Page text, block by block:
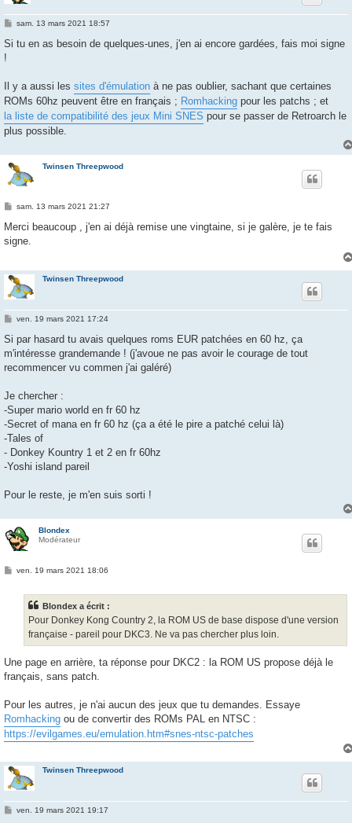
M
s
sam. 13 mars 2021 18:57
Si tu en as besoin de quelques-unes, j'en ai encore gardées, fais moi signe
!
Il y a aussi les sites d'émulation à ne pas oublier, sachant que certaines
ROMs 60hz peuvent être en français ; Romhacking pour les patchs ; et
la liste de compatibilité des jeux Mini SNES pour se passer de Retroarch le
plus possible.
Twinsen Threepwood
M
s
a
sam. 13 mars 2021 21:27
Merci beaucoup , j'en ai déjà remise une vingtaine, si je galère, je te fais
signe.
Twinsen Threepwood
M
s
s
a
g
ven. 19 mars 2021 17:24
Si par hasard tu avais quelques roms EUR patchées en 60 hz, ça
m'intéresse grandemande ! (j'avoue ne pas avoir le courage de tout
recommencer vu commen j'ai galéré)
Je chercher :
-Super mario world en fr 60 hz
-Secret of mana en fr 60 hz (ça a été le pire a patché celui là)
-Tales of
- Donkey Kountry 1 et 2 en fr 60hz
-Yoshi island pareil
Pour le reste, je m'en suis sorti !
Blondex
Modérateur
Mven. 19 mars 2021 18:06
Blondex a écrit :
Pour Donkey Kong Country 2, la ROM US de base dispose d'une version
française - pareil pour DKC3. Ne va pas chercher plus loin.
Une page en arrière, ta réponse pour DKC2 : la ROM US propose déjà le
français, sans patch.
Pour les autres, je n'ai aucun des jeux que tu demandes. Essaye
Romhacking ou de convertir des ROMs PAL en NTSC :
https://evilgames.eu/emulation.htm#snes-ntsc-patches
Twinsen Threepwood
Mven. 19 mars 2021 19:17